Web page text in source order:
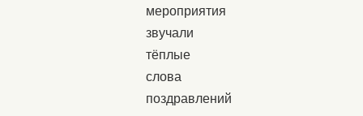
мероприятия
звучали
тёплые
слова
поздравлений